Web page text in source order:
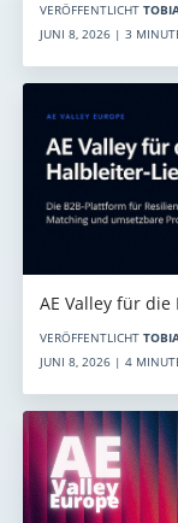
VERÖFFENTLICHT
JUNI 8, 2026 | 3
AE Valley für
VERÖFFENTLICHT
JUNI 8, 2026 | 4